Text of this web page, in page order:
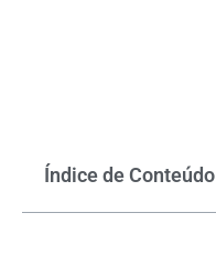
Índice de Conteúdo